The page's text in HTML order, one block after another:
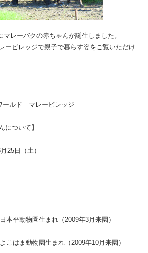
マレーバクの赤ちゃんが誕生しました。
ービレッジで親子で暮らす姿をご覧いただけ
ルド マレービレッジ
について】
25日（土）
平動物園生まれ（2009年3月来園）
はま動物園生まれ（2009年10月来園）